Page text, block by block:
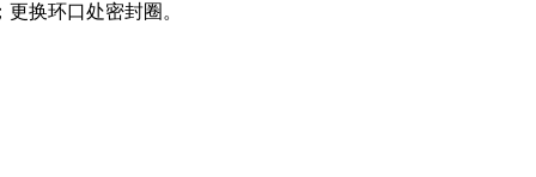
换环口处密封圈。